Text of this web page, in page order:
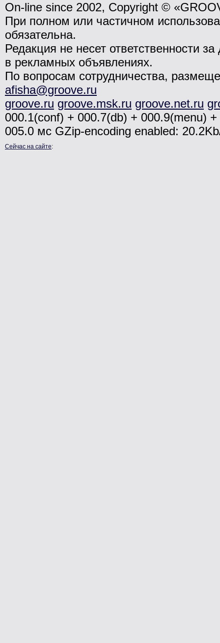
On-line since 2002, Copyright ©
При полном или частичном
обязательна.
Редакция не несет ответственности
в рекламных объявлениях.
По вопросам сотрудничества,
afisha@groove.ru
groove.ru groove.msk.ru groove.net.ru
000.1(conf) + 000.7(db) + 000.9(menu)
005.0 мс GZip-encoding enabled:
Сейчас на сайте: